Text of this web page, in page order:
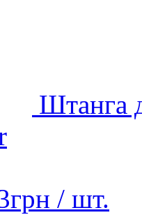
Штанга
грн / шт.